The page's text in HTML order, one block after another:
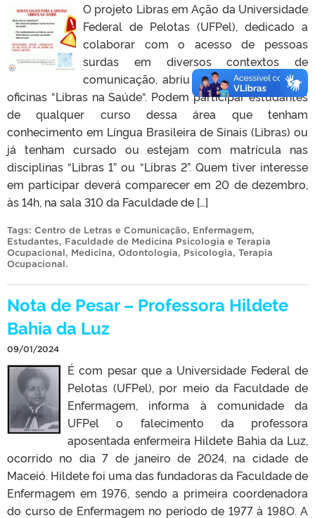
O projeto Libras em Ação da Universidade
Federal de Pelotas (UFPel), dedicado a
colaborar com o acesso de pessoas
surdas em diversos contextos de
comunicação, abriu novas vagas para as
oficinas “Libras na Saúde“. Podem participar estudantes
de qualquer curso dessa área que tenham
conhecimento em Língua Brasileira de Sinais (Libras) ou
já tenham cursado ou estejam com matrícula nas
disciplinas “Libras 1” ou “Libras 2”. Quem tiver interesse
em participar deverá comparecer em 20 de dezembro,
às 14h, na sala 310 da Faculdade de […]
Tags: Centro de Letras e Comunicação, Enfermagem,
Estudantes, Faculdade de Medicina Psicologia e Terapia
Ocupacional, Medicina, Odontologia, Psicologia, Terapia
Ocupacional.
Nota de Pesar – Professora Hildete
Bahia da Luz
09/01/2024
É com pesar que a Universidade Federal de
Pelotas (UFPel), por meio da Faculdade de
Enfermagem, informa à comunidade da
UFPel o falecimento da professora
aposentada enfermeira Hildete Bahia da Luz,
ocorrido no dia 7 de janeiro de 2024, na cidade de
Maceió. Hildete foi uma das fundadoras da Faculdade de
Enfermagem em 1976, sendo a primeira coordenadora
do curso de Enfermagem no período de 1977 à 198O. A